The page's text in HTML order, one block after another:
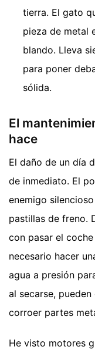
tierra. El gato
pieza de metal
blando. Lleva
para poner
sólida.
El
hace
El daño de un día
de inmediato. El
enemigo
pastillas de freno.
con pasar el
necesario hacer
agua a presión
al secarse,
corroer partes
He visto motores